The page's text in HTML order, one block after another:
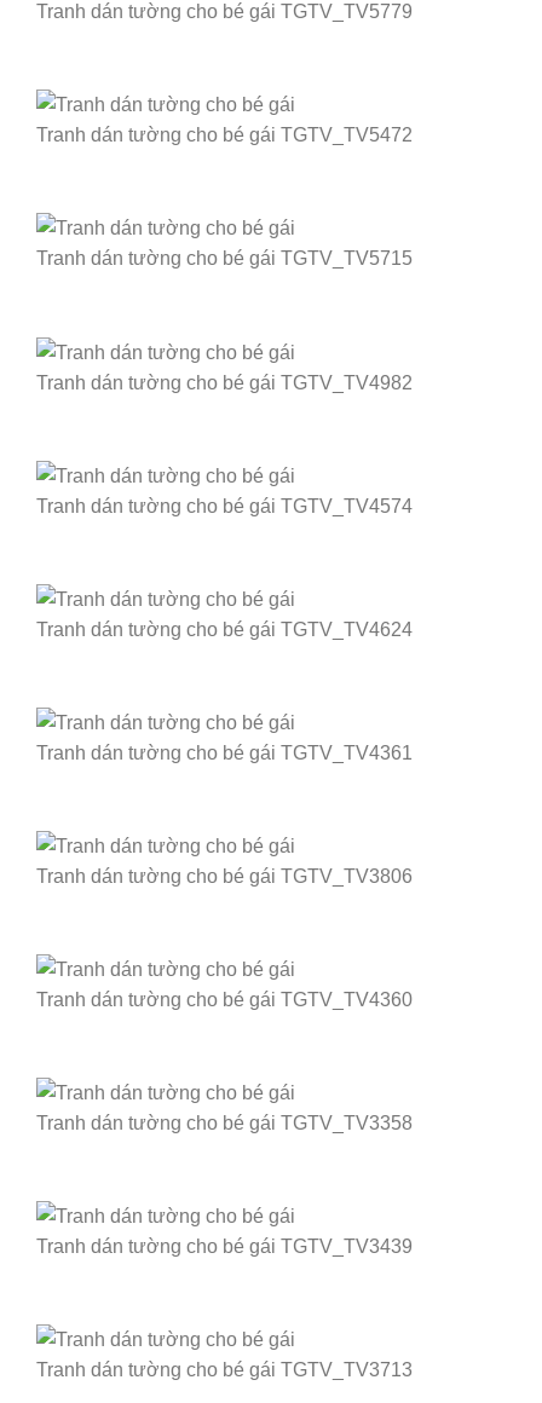
Tranh dán tường cho bé gái TGTV_TV5779
Tranh dán tường cho bé gái TGTV_TV5472
Tranh dán tường cho bé gái TGTV_TV5715
Tranh dán tường cho bé gái TGTV_TV4982
Tranh dán tường cho bé gái TGTV_TV4574
Tranh dán tường cho bé gái TGTV_TV4624
Tranh dán tường cho bé gái TGTV_TV4361
Tranh dán tường cho bé gái TGTV_TV3806
Tranh dán tường cho bé gái TGTV_TV4360
Tranh dán tường cho bé gái TGTV_TV3358
Tranh dán tường cho bé gái TGTV_TV3439
Tranh dán tường cho bé gái TGTV_TV3713